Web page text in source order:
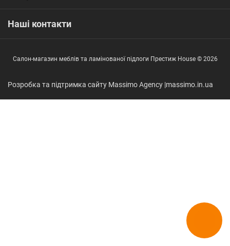
Наші контакти
Салон-магазин меблів та ламінованої підлоги Престиж House © 2026
Розробка та підтримка сайту Massimo Agency |massimo.in.ua